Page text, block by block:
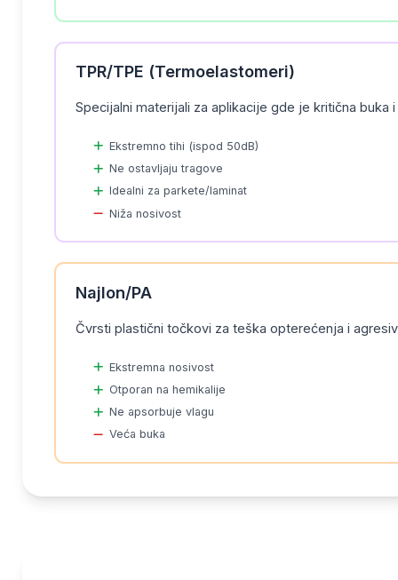
TPR/TPE (Termoelastomeri)
Specijalni materijali za aplikacije gde je kritična buka
Ekstremno tihi (ispod 50dB)
Ne ostavljaju tragove
Idealni za parkete/laminat
Niža nosivost
Najlon/PA
Čvrsti plastični točkovi za teška opterećenja i
Ekstremna nosivost
Otporan na hemikalije
Ne apsorbuje vlagu
Veća buka